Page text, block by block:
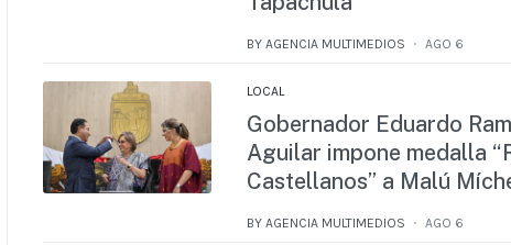
BY AGENCIA MULTIMEDIOS AGO 6
LOCAL
Gobernador Eduardo
Aguilar impone medalla
Castellanos” a Malú
BY AGENCIA MULTIMEDIOS AGO 6